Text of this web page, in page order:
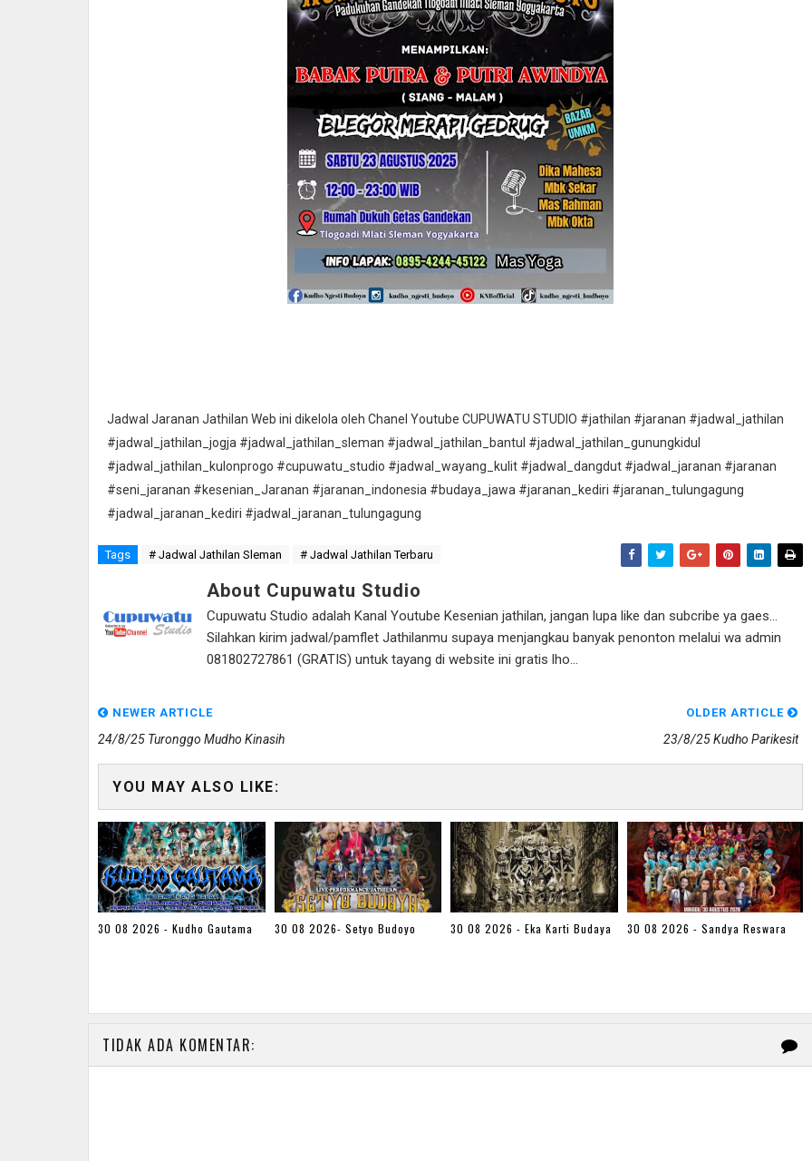
Jadwal Jaranan Jathilan Web ini dikelola oleh Chanel Youtube CUPUWATU STUDIO #jathilan #jaranan #jadwal_jathilan
#jadwal_jathilan_jogja #jadwal_jathilan_sleman #jadwal_jathilan_bantul #jadwal_jathilan_gunungkidul
#jadwal_jathilan_kulonprogo #cupuwatu_studio #jadwal_wayang_kulit #jadwal_dangdut #jadwal_jaranan #jaranan
#seni_jaranan #kesenian_Jaranan #jaranan_indonesia #budaya_jawa #jaranan_kediri #jaranan_tulungagung
#jadwal_jaranan_kediri #jadwal_jaranan_tulungagung
Tags # Jadwal Jathilan Sleman # Jadwal Jathilan Terbaru
About Cupuwatu Studio
Cupuwatu Studio adalah Kanal Youtube Kesenian jathilan, jangan lupa like dan subcribe ya gaes...
Silahkan kirim jadwal/pamflet Jathilanmu supaya menjangkau banyak penonton melalui wa admin
081802727861 (GRATIS) untuk tayang di website ini gratis lho...
NEWER ARTICLE
24/8/25 Turonggo Mudho Kinasih
OLDER ARTICLE
23/8/25 Kudho Parikesit
YOU MAY ALSO LIKE:
30 08 2026 - Kudho Gautama 30 08 2026- Setyo Budoyo 30 08 2026 - Eka Karti Budaya 30 08 2026 - Sandya Reswara
TIDAK ADA KOMENTAR: